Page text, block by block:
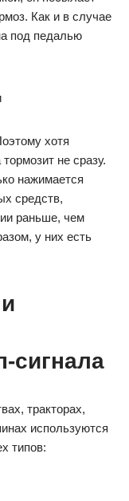
Как и в случае
под педалью
хотя
не сразу.
нажимается
средств,
раньше, чем
у них есть
сигнала
тракторах,
используются
типов: